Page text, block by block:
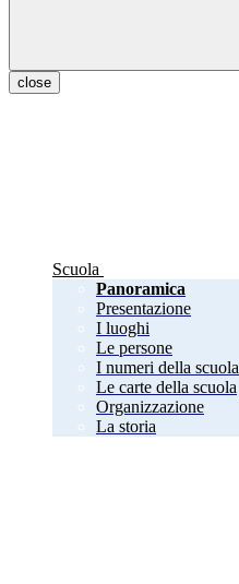
close
Scuola
Panoramica
Presentazione
I luoghi
Le persone
I numeri della scuola
Le carte della scuola
Organizzazione
La storia